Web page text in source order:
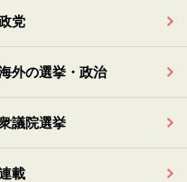
党
外の選挙・政治
議院選挙
載